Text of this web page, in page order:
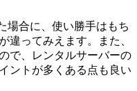
場合に、使い勝手はもち
違ってみえます。また、
で、レンタルサーバーの
ントが多くある点も良い